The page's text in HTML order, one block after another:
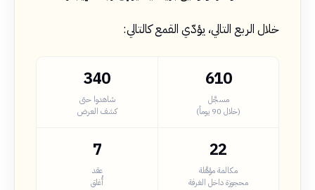
خلال الربع التالي، يؤدّي القمع كالتالي:
610
مسجَّل
(خلال 90 يوماً)
340
شاهدوا حتى
كشف العرض
22
مكالمة مؤهَّلة
محجوزة داخل الغرفة
7
عقد
أُغلق